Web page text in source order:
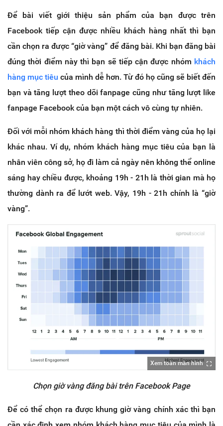
Để bài viết giới thiệu sản phẩm của bạn được trên
Facebook tiếp cận được nhiều khách hàng nhất thì bạn
cần chọn ra được “giờ vàng” để đăng bài. Khi bạn đăng bài
đúng thời điểm này thì bạn sẽ tiếp cận được nhóm khách
hàng mục tiêu của mình dễ hơn. Từ đó họ cũng sẽ biết đến
bạn và tăng lượt theo dõi fanpage cũng như tăng lượt like
fanpage Facebook của bạn một cách vô cùng tự nhiên.
Đối với mỗi nhóm khách hàng thì thời điểm vàng của họ lại
khác nhau. Ví dụ, nhóm khách hàng mục tiêu của bạn là
nhân viên công sở, họ đi làm cả ngày nên không thể online
sáng hay chiều được, khoảng 19h - 21h là thời gian mà họ
thường dành ra để lướt web. Vậy, 19h - 21h chính là “giờ
vàng”.
Xem toàn màn hình
Chọn giờ vàng đăng bài trên Facebook Page
Để có thể chọn ra được khung giờ vàng chính xác thì bạn